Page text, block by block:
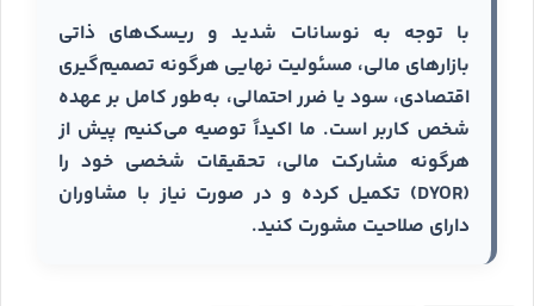
با توجه به نوسانات شدید و ریسک‌های ذاتی
بازارهای مالی، مسئولیت نهایی هرگونه تصمیم‌گیری
اقتصادی، سود یا ضرر احتمالی، به‌طور کامل بر عهده
شخص کاربر است. ما اکیداً توصیه می‌کنیم پیش از
هرگونه مشارکت مالی، تحقیقات شخصی خود را
(DYOR) تکمیل کرده و در صورت نیاز با مشاوران
دارای صلاحیت مشورت کنید.